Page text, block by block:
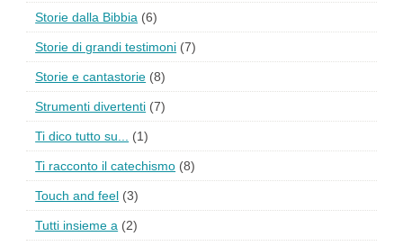
Storie dalla Bibbia (6)
Storie di grandi testimoni (7)
Storie e cantastorie (8)
Strumenti divertenti (7)
Ti dico tutto su... (1)
Ti racconto il catechismo (8)
Touch and feel (3)
Tutti insieme a (2)